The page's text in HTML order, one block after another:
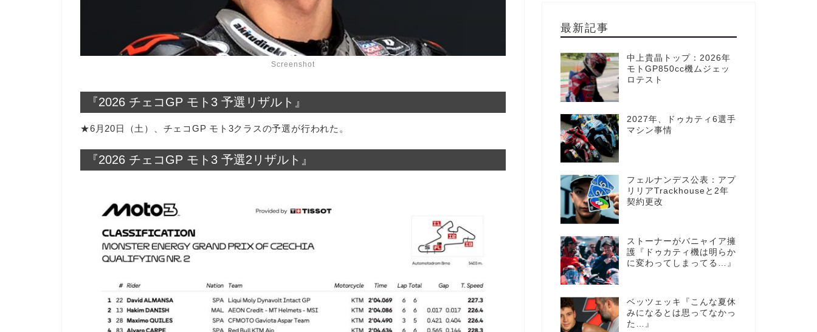
Screenshot
『2026 チェコGP モト3 予選リザルト』
★6月20日（土）、チェコGP モト3クラスの予選が行われた。
『2026 チェコGP モト3 予選2リザルト』
最新記事
中上貴晶トップ：2026年
モトGP850cc機ムジェッ
ロテスト
2027年、ドゥカティ6選手
マシン事情
フェルナンデス公表：アプ
リリアTrackhouseと2年
契約更改
ストーナーがバニャイア擁
護『ドゥカティ機は明らか
に変わってしまってる…』
ベッツェッキ『こんな夏休
みになるとは思ってなかっ
た…』